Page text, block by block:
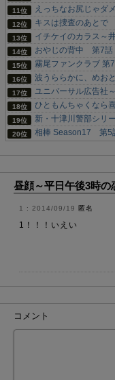
えっちなお尻じゃダ
キスは捜査のあとで
イチケイのカラス～
おやじの背中 第7話
霧尾ファンクラブ 第
波うららかに、めお
ユニバーサル広告社
ひともんちゃくなら
新・十津川警部シリ
相棒 Season17 第5
昼顔～平日午後3時
2014/09/19 匿名
1！！！いえい
コメント